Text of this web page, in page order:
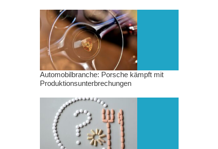
Automobilbranche: Porsche kämpft mit
Produktionsunterbrechungen